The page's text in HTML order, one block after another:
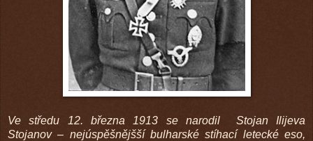
Ve středu 12. března 1913 se narodil Stojan Ilijeva
Stojanov – nejúspěšnějšší bulharské stíhací letecké eso,